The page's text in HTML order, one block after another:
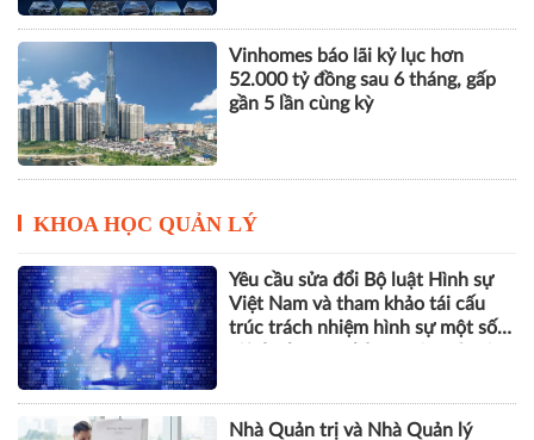
Vinhomes báo lãi kỷ lục hơn
52.000 tỷ đồng sau 6 tháng, gấp
gần 5 lần cùng kỳ
KHOA HỌC QUẢN LÝ
Yêu cầu sửa đổi Bộ luật Hình sự
Việt Nam và tham khảo tái cấu
trúc trách nhiệm hình sự một số
Nhà Quản trị và Nhà Quản lý